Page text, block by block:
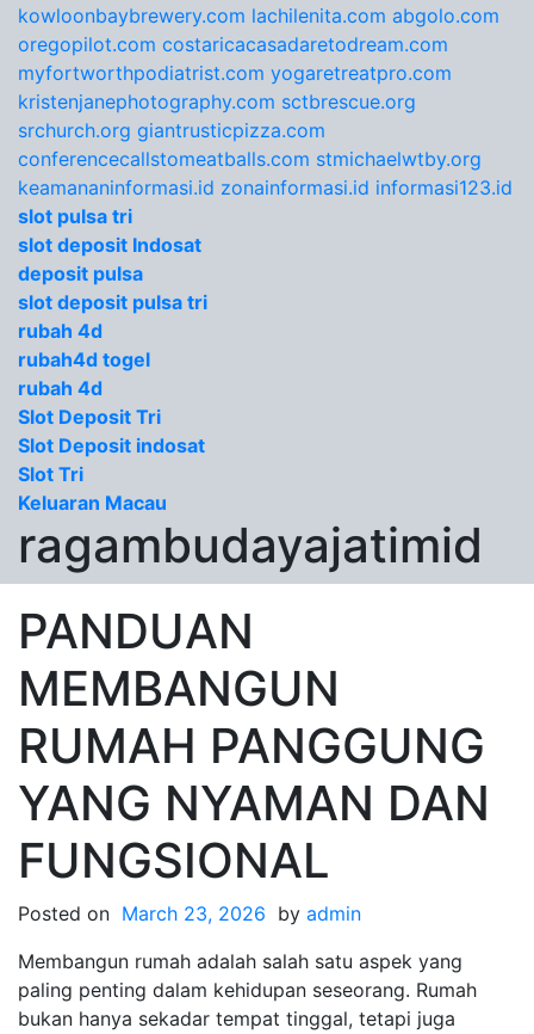
kowloonbaybrewery.com lachilenita.com abgolo.com
oregopilot.com costaricacasadaretodream.com
myfortworthpodiatrist.com yogaretreatpro.com
kristenjanephotography.com sctbrescue.org
srchurch.org giantrusticpizza.com
conferencecallstomeatballs.com stmichaelwtby.org
keamananinformasi.id zonainformasi.id informasi123.id
slot pulsa tri
slot deposit Indosat
deposit pulsa
slot deposit pulsa tri
rubah 4d
rubah4d togel
rubah 4d
Slot Deposit Tri
Slot Deposit indosat
Slot Tri
Keluaran Macau
ragambudayajatimid
PANDUAN
MEMBANGUN
RUMAH PANGGUNG
YANG NYAMAN DAN
FUNGSIONAL
Posted on March 23, 2026 by admin
Membangun rumah adalah salah satu aspek yang
paling penting dalam kehidupan seseorang. Rumah
bukan hanya sekadar tempat tinggal, tetapi juga